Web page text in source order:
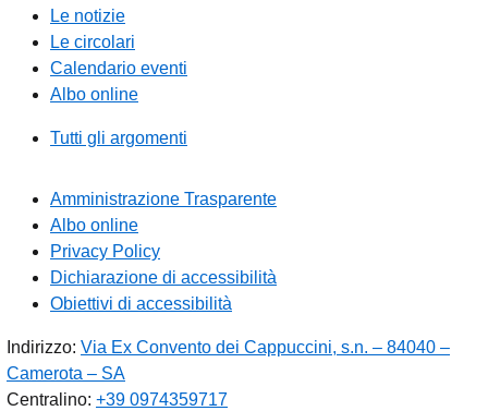
Le notizie
Le circolari
Calendario eventi
Albo online
Tutti gli argomenti
Amministrazione Trasparente
Albo online
Privacy Policy
Dichiarazione di accessibilità
Obiettivi di accessibilità
Indirizzo: Via Ex Convento dei Cappuccini, s.n. – 84040 –
Camerota – SA
Centralino: +39 0974359717